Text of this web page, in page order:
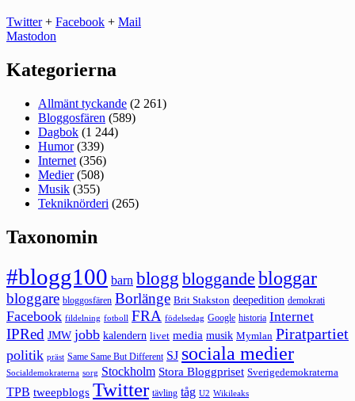
Twitter+ Facebook + Mail
Mastodon
Kategorierna
Allmänt tyckande (2 261)
Bloggosfären (589)
Dagbok (1 244)
Humor(339)
Internet (356)
Medier(508)
Musik (355)
Tekniknörderi (265)
Taxonomin
#blogg100 barn blogg bloggande bloggar
bloggare bloggosfären Borlänge Brit Stakston deepedition demokrati
Facebook fildelning fotboll FRA födelsedag Google historia Internet
IPRed JMW jobb kalendern livet media musik Mymlan Piratpartiet
politik präst Same Same But Different SJ sociala medier
Socialdemokraterna sorg Stockholm Stora Bloggpriset Sverigedemokraterna
TPB tweepblogs Twitter tävling tåg U2 Wikileaks